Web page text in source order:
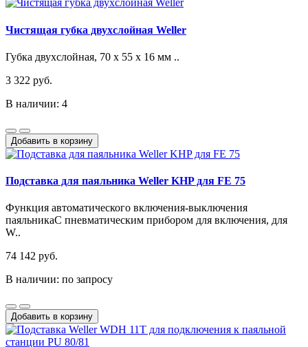
Чистящая губка двухслойная Weller
Губка двухслойная, 70 x 55 x 16 мм ..
3 322 руб.
В наличии: 4
Добавить в корзину
Подставка для паяльника Weller KHP для FE 75
Функция автоматического включения-выключения
паяльникаС пневматическим прибором для включения, для
W..
74 142 руб.
В наличии: по запросу
Добавить в корзину